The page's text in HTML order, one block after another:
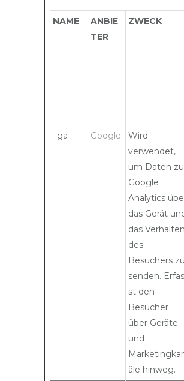
NAME
ANBIE
TER
ZWECK
_ga
Google
Wird
verwendet,
um Daten zu
Google
Analytics
das Gerät
das Verhalten
des
Besuchers zu
senden. Erfas
st den
Besucher
über Geräte
und
äle hinweg.